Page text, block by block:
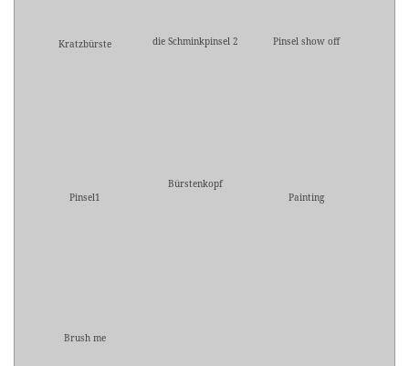
Kratzbürste die Schminkpinsel 2 Pinsel show off
Pinsel1
Bürstenkopf
Painting
Brush me